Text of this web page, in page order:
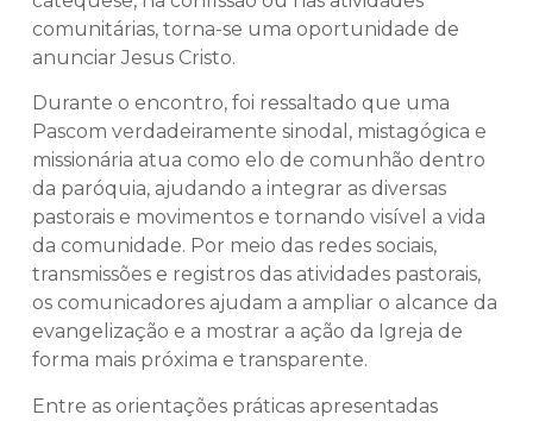
comunitárias, torna-se uma oportunidade de
anunciar Jesus Cristo.
Durante o encontro, foi ressaltado que uma
Pascom verdadeiramente sinodal, mistagógica e
missionária atua como elo de comunhão dentro
da paróquia, ajudando a integrar as diversas
pastorais e movimentos e tornando visível a vida
da comunidade. Por meio das redes sociais,
transmissões e registros das atividades pastorais,
os comunicadores ajudam a ampliar o alcance da
evangelização e a mostrar a ação da Igreja de
forma mais próxima e transparente.
Entre as orientações práticas apresentadas